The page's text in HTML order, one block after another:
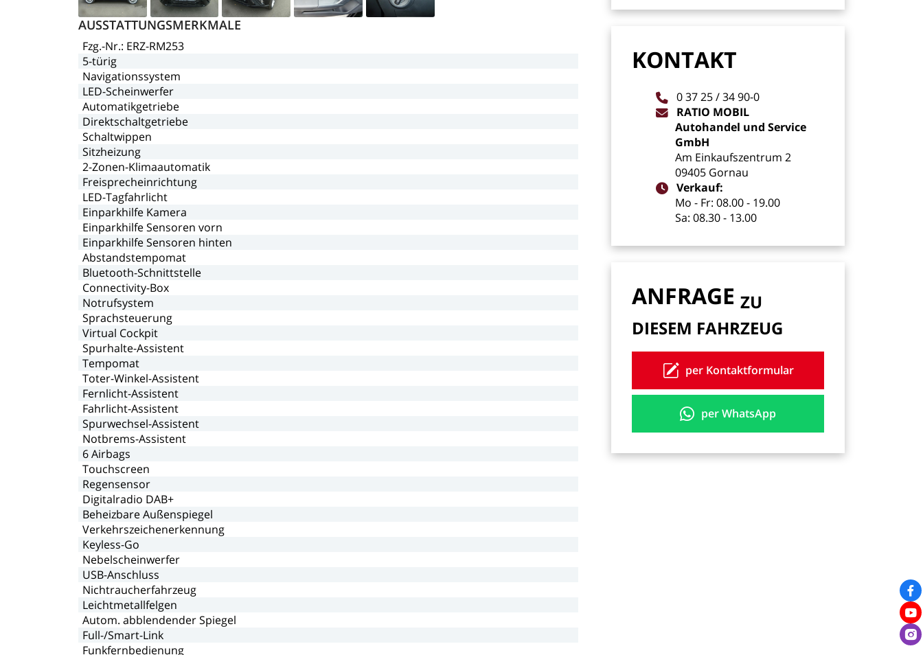
AUSSTATTUNGSMERKMALE
Fzg.-Nr.: ERZ-RM253
5-türig
Navigationssystem
LED-Scheinwerfer
Automatikgetriebe
Direktschaltgetriebe
Schaltwippen
Sitzheizung
2-Zonen-Klimaautomatik
Freisprecheinrichtung
LED-Tagfahrlicht
Einparkhilfe Kamera
EinparkhilfeSensoren vorn
EinparkhilfeSensoren hinten
Abstandstempomat
Bluetooth-Schnittstelle
Connectivity-Box
Notrufsystem
Sprachsteuerung
Virtual Cockpit
Spurhalte-Assistent
Tempomat
Toter-Winkel-Assistent
Fernlicht-Assistent
Fahrlicht-Assistent
Spurwechsel-Assistent
Notbrems-Assistent
6Airbags
Touchscreen
Regensensor
Digitalradio DAB+
BeheizbareAußenspiegel
Verkehrszeichenerkennung
Keyless-Go
Nebelscheinwerfer
USB-Anschluss
Nichtraucherfahrzeug
Leichtmetallfelgen
Autom. abblendenderSpiegel
Full-/Smart-Link
Funkfernbedienung
KONTAKT
03725/3490-0
RATIO MOBIL
Autohandel und Service
GmbH
Am Einkaufszentrum 2
09405 Gornau
Verkauf:
Mo - Fr: 08.00- 19.00
Sa: 08.30- 13.00
ANFRAGE ZU
DIESEM FAHRZEUG
per Kontaktformular
per WhatsApp